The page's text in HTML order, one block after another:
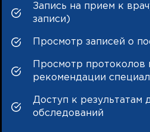
Запись на прием к
записи)
Просмотр записей о
Просмотр протоколов
рекомендации
Доступ к результатам
обследований